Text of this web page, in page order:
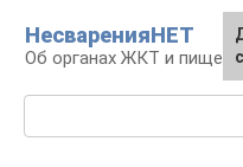
контенту
НесваренияНЕТ
Об органах ЖКТ и